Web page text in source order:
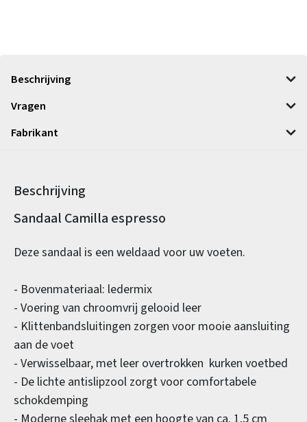
Beschrijving
Vragen
Fabrikant
Beschrijving
Productinformatie
Sandaal Camilla espresso
Deze sandaal is een weldaad voor uw voeten.
- Bovenmateriaal: ledermix
- Voering van chroomvrij gelooid leer
- Klittenbandsluitingen zorgen voor mooie aansluiting
aan de voet
- Verwisselbaar, met leer overtrokken kurken voetbed
- De lichte antislipzool zorgt voor comfortabele
schokdemping